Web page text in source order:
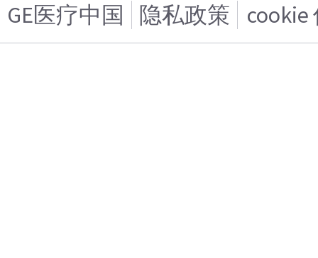
GE医疗中国 隐私政策 cookie